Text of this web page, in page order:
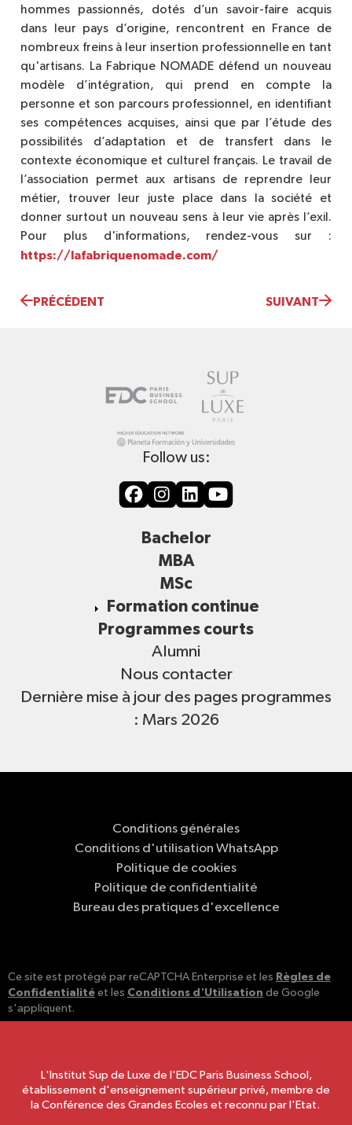
hommes passionnés, dotés d’un savoir-faire acquis
dans leur pays d’origine, rencontrent en France de
nombreux freins à leur insertion professionnelle en tant
qu'artisans. La Fabrique NOMADE défend un nouveau
modèle d’intégration, qui prend en compte la
personne et son parcours professionnel, en identifiant
ses compétences acquises, ainsi que par l’étude des
possibilités d’adaptation et de transfert dans le
contexte économique et culturel français. Le travail de
l’association permet aux artisans de reprendre leur
métier, trouver leur juste place dans la société et
donner surtout un nouveau sens à leur vie après l’exil.
Pour plus d'informations, rendez-vous sur :
https://lafabriquenomade.com/
PRÉCÉDENT SUIVANT
Follow us:
Bachelor
MBA
MSc
Formation continue
Programmes courts
Alumni
Nous contacter
Dernière mise à jour des pages programmes
: Mars 2026
Conditions générales
Conditions d'utilisation WhatsApp
Politique de cookies
Politique de confidentialité
Bureau des pratiques d'excellence
Ce site est protégé par reCAPTCHA Enterprise et les Règles de
Confidentialité et les Conditions d'Utilisation de Google
s'appliquent.
L'Institut Sup de Luxe de l'EDC Paris Business School,
établissement d'enseignement supérieur privé, membre de
la Conférence des Grandes Ecoles et reconnu par l'Etat.